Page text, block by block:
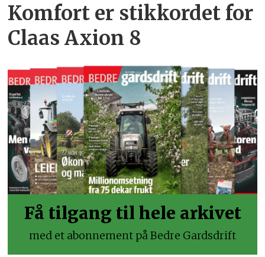
Komfort er stikkordet for
Claas Axion 8
Få tilgang til hele arkivet
med et abonnement på Bedre Gardsdrift